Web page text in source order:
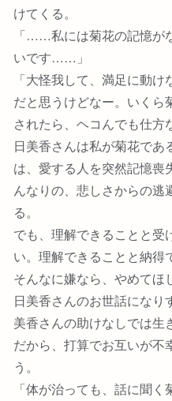
けてくる。
「……私には菊花の記憶が
いです……」
「大怪我して、満足に動
だと思うけどなー。いくら
されたら、ヘコんでも仕方
日美香さんは私が菊花で
は、愛する人を突然記憶喪
んなりの、悲しさからの逃
る。
でも、理解できることと受
い。理解できることと納得
そんなに嫌なら、やめて
日美香さんのお世話になり
美香さんの助けなしでは生
だから、打算でお互いが不
う。
「体が治っても、話に聞